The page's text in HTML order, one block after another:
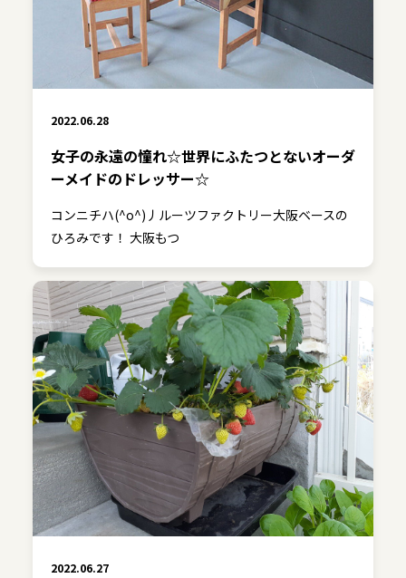
2022.06.28
女子の永遠の憧れ☆世界にふたつとないオーダ
ーメイドのドレッサー☆
コンニチハ(^o^)丿ルーツファクトリー大阪ベースの
ひろみです！ 大阪もつ
2022.06.27